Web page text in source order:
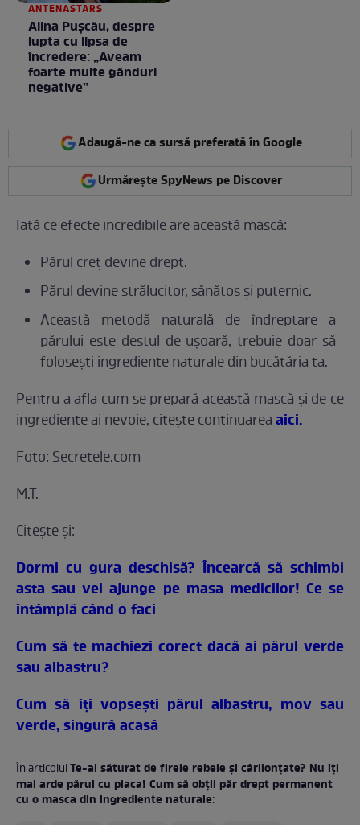
ANTENASTARS
Alina Pușcău, despre
lupta cu lipsa de
încredere: „Aveam
foarte multe gânduri
negative”
Adaugă-ne ca sursă preferată în Google
Urmărește SpyNews pe Discover
Iată ce efecte incredibile are această mască:
Părul creț devine drept.
Părul devine strălucitor, sănătos și puternic.
Această metodă naturală de îndreptare a
părului este destul de ușoară, trebuie doar să
folosești ingrediente naturale din bucătăria ta.
Pentru a afla cum se prepară această mască şi de ce
ingrediente ai nevoie, citeşte continuareaaici.
Foto: Secretele.com
M.T.
Citeşte şi:
Dormi cu gura deschisă? Încearcă să schimbi
asta sau vei ajunge pe masa medicilor! Ce se
întâmplă când o faci
Cum să te machiezi corect dacă ai părul verde
sau albastru?
Cum să îţi vopseşti părul albastru, mov sau
verde, singură acasă
În articolulTe-ai săturat de firele rebele şi cârlionţate? Nu îţi
mai arde părul cu placa! Cum să obții păr drept permanent
cu o masca din ingrediente naturale: